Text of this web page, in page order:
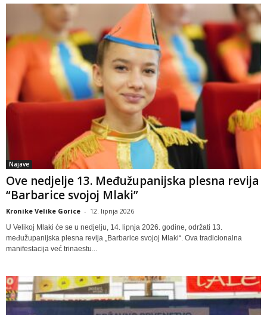
Najave
Ove nedjelje 13. Međužupanijska plesna revija
“Barbarice svojoj Mlaki”
Kronike Velike Gorice - 12. lipnja 2026
U Velikoj Mlaki će se u nedjelju, 14. lipnja 2026. godine, održati 13.
međužupanijska plesna revija „Barbarice svojoj Mlaki“. Ova tradicionalna
manifestacija već trinaestu...